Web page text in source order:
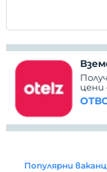
цени
Популярни